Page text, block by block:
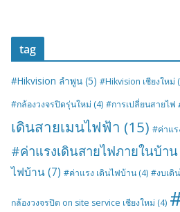
tag
#Hikvision ลำพูน (5) #Hikvision เชียงใหม่
#กล้องวงจรปิดรุ่นใหม่ (4) #การเปลี่ยนสายไฟ
เดินสายเมนไฟฟ้า (15) #ค่าแร
#ค่าแรงเดินสายไฟภายในบ้า
ไฟบ้าน(7) #ค่าแรง เดินไฟบ้าน (4) #งบเดิ
กล้องวงจรปิด on site service เชียงใหม่ (4)